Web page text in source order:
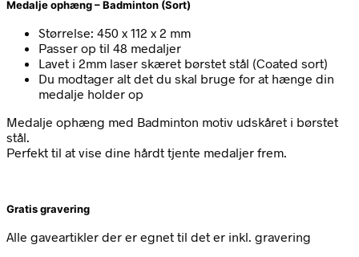
Medalje ophæng – Badminton (Sort)
Størrelse: 450 x 112 x 2 mm
Passer op til 48 medaljer
Lavet i 2mm laser skæret børstet stål (Coated sort)
Du modtager alt det du skal bruge for at hænge din
medalje holder op
Medalje ophæng med Badminton motiv udskåret i børstet
stål.
Perfekt til at vise dine hårdt tjente medaljer frem.
Gratis gravering
Alle gaveartikler der er egnet til det er inkl. gravering